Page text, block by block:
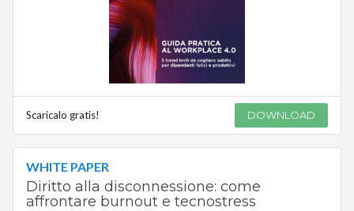
Scaricalo gratis! DOWNLOAD
WHITE PAPER
Diritto alla disconnessione: come
affrontare burnout e tecnostress